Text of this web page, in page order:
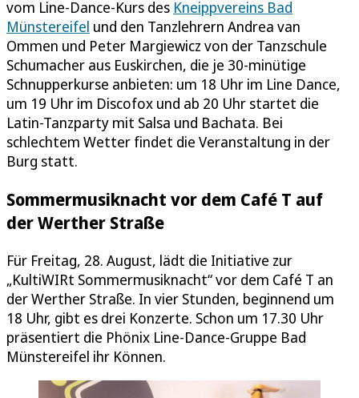
vom Line-Dance-Kurs des Kneippvereins Bad
Münstereifel und den Tanzlehrern Andrea van
Ommen und Peter Margiewicz von der Tanzschule
Schumacher aus Euskirchen, die je 30-minütige
Schnupperkurse anbieten: um 18 Uhr im Line Dance,
um 19 Uhr im Discofox und ab 20 Uhr startet die
Latin-Tanzparty mit Salsa und Bachata. Bei
schlechtem Wetter findet die Veranstaltung in der
Burg statt.
Sommermusiknacht vor dem Café T auf
der Werther Straße
Für Freitag, 28. August, lädt die Initiative zur
„KultiWIRt Sommermusiknacht“ vor dem Café T an
der Werther Straße. In vier Stunden, beginnend um
18 Uhr, gibt es drei Konzerte. Schon um 17.30 Uhr
präsentiert die Phönix Line-Dance-Gruppe Bad
Münstereifel ihr Können.